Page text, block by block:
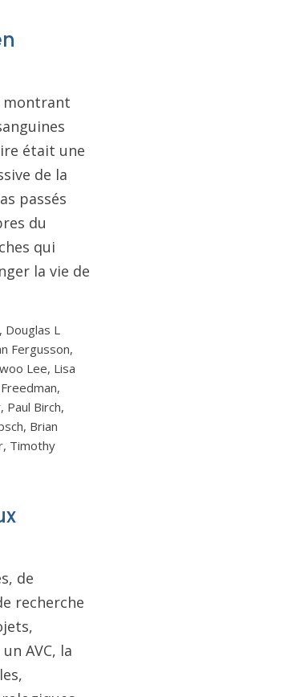
montrant
était une
de la
passés
du
qui
la vie de
Douglas L
Fergusson,
Lee, Lisa
Paul Birch,
Brian
Timothy
de
recherche
AVC, la